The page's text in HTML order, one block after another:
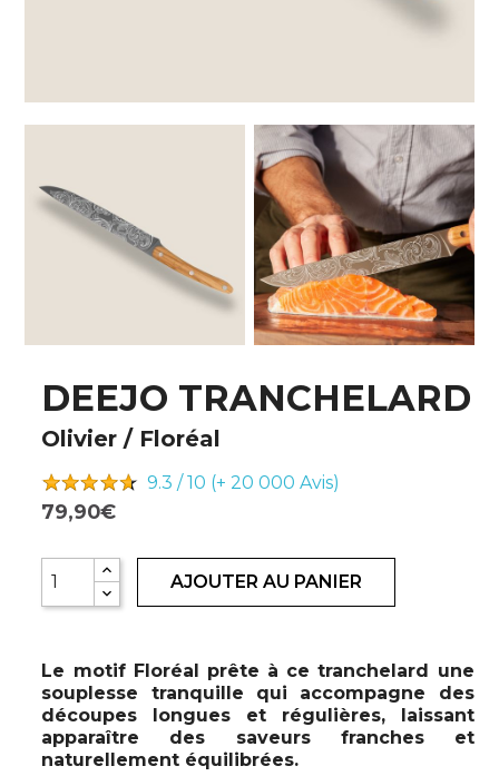
DEEJO TRANCHELARD
Olivier / Floréal
9.3 / 10 (+ 20 000 Avis)
79,90€
AJOUTER AU PANIER
Le motif Floréal prête à ce tranchelard une
souplesse tranquille qui accompagne des
découpes longues et régulières, laissant
apparaître des saveurs franches et
naturellement équilibrées.